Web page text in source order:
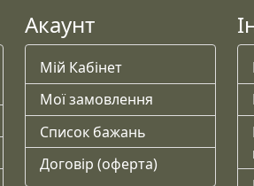
Акаунт
Мій Кабінет
Мої замовлення
Список бажань
Договір (оферта)